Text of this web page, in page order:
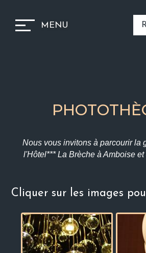
MENU
Nous vous invitons à parcourir la
l'Hôtel***La Brèche à Amboise
Cliquer sur les images